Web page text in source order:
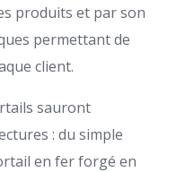
produits et par son
permettant de
client.
sauront
: du simple
en fer forgé en